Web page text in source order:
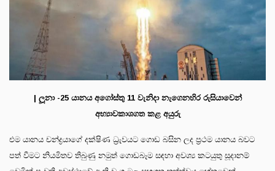
| ලූනා -25 යානය අගෝස්තු 11 වැනිදා නැගෙනහිර රුසියාවෙන්
අභ්‍යාවකාශගත කළ අයුරු
එම යානය චන්ද්‍රයාගේ දක්ෂිණ ධ්‍රැවයට ගොඩ බසින ලද ප්‍රථම යානය බවට
පත් වීමට නියමිතව තිබුණු නමුත් ගොඩබෑම සඳහා අවශ්‍ය කටයුතු සූදානම්